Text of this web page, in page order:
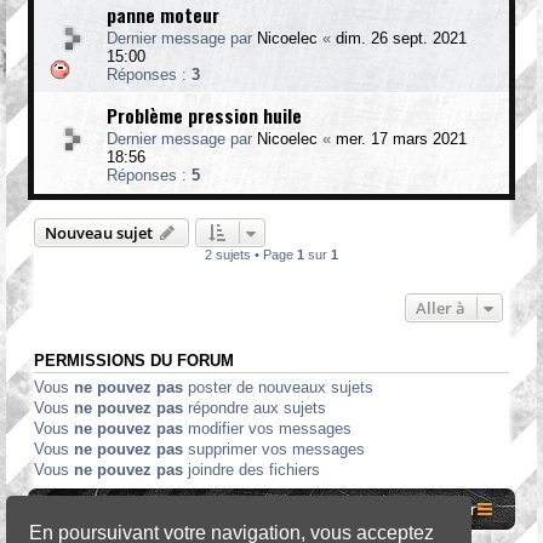
En poursuivant votre navigation, vous acceptez
panne moteur
Dernier message par Nicoelec « dim. 26 sept. 2021
15:00
Réponses : 3
Problème pression huile
Dernier message par Nicoelec « mer. 17 mars 2021
18:56
Réponses : 5
Nouveau sujet
2 sujets • Page 1 sur 1
Aller à
PERMISSIONS DU FORUM
Vous ne pouvez pas poster de nouveaux sujets
Vous ne pouvez pas répondre aux sujets
Vous ne pouvez pas modifier vos messages
Vous ne pouvez pas supprimer vos messages
Vous ne pouvez pas joindre des fichiers
Nous contacter